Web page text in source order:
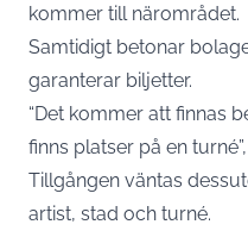
kommer till närområdet.
Samtidigt betonar
garanterar biljetter.
“Det kommer att finnas
finns platser på en
Tillgången väntas
artist, stad och turné.